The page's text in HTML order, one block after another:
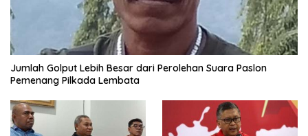
Jumlah Golput Lebih Besar dari Perolehan Suara Paslon
Pemenang Pilkada Lembata